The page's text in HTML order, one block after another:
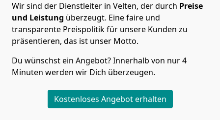
Wir sind der Dienstleiter in Velten, der durch Preise
und Leistung überzeugt. Eine faire und
transparente Preispolitik für unsere Kunden zu
präsentieren, das ist unser Motto.
Du wünschst ein Angebot? Innerhalb von nur 4
Minuten werden wir Dich überzeugen.
Kostenloses Angebot erhalten